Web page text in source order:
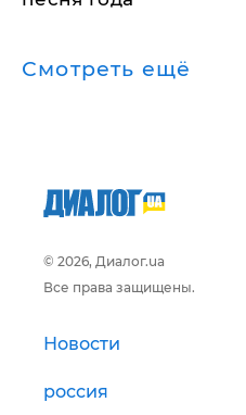
Смотреть ещё
© 2026, Диалог.ua
Все права защищены.
Новости
россия